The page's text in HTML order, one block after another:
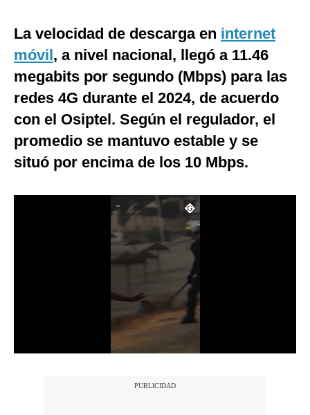
EEUU
México
España
Tecnología
Club del Suscriptor
Mix
La velocidad de descarga en internet
móvil, a nivel nacional, llegó a 11.46
megabits por segundo (Mbps) para las
redes 4G durante el 2024, de acuerdo
con el Osiptel. Según el regulador, el
promedio se mantuvo estable y se
situó por encima de los 10 Mbps.